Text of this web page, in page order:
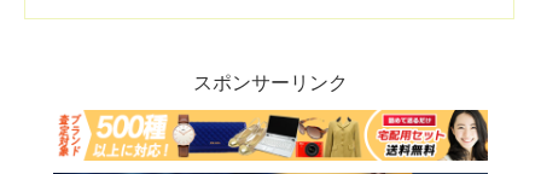
スポンサーリンク